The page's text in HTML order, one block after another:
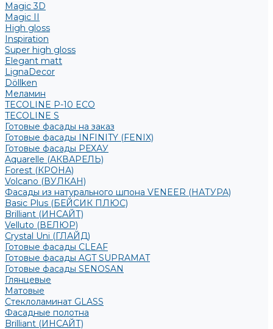
Magic 3D
Magic II
High gloss
Inspiration
Super high gloss
Elegant matt
LignaDecor
Döllken
Меламин
TECOLINE P-10 ECO
TECOLINE S
Готовые фасады на заказ
Готовые фасады INFINITY (FENIX)
Готовые фасады РЕХАУ
Aquarelle (АКВАРЕЛЬ)
Forest (КРОНА)
Volcano (ВУЛКАН)
Фасады из натурального шпона VENEER (НАТУРА)
Basic Plus (БЕЙСИК ПЛЮС)
Brilliant (ИНСАЙТ)
Velluto (ВЕЛЮР)
Crystal Uni (ГЛАЙД)
Готовые фасады CLEAF
Готовые фасады AGT SUPRAMAT
Готовые фасады SENOSAN
Глянцевые
Матовые
Стеклоламинат GLASS
Фасадные полотна
Brilliant (ИНСАЙТ)